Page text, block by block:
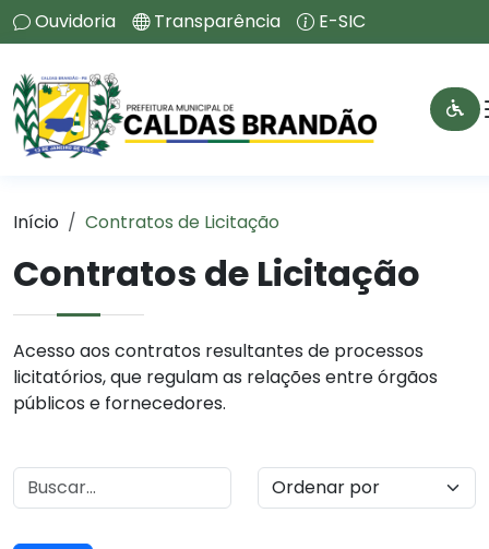
Ouvidoria Transparência E-SIC
Início Contratos de Licitação
Contratos de Licitação
Acesso aos contratos resultantes de processos
licitatórios, que regulam as relações entre órgãos
públicos e fornecedores.